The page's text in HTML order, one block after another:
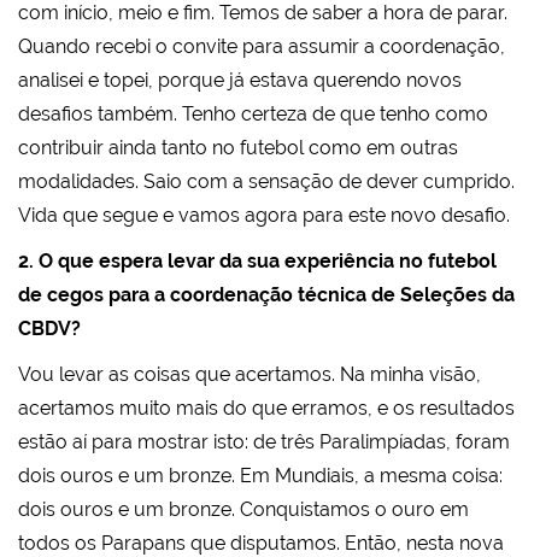
com início, meio e fim. Temos de saber a hora de parar.
Quando recebi o convite para assumir a coordenação,
analisei e topei, porque já estava querendo novos
desafios também. Tenho certeza de que tenho como
contribuir ainda tanto no futebol como em outras
modalidades. Saio com a sensação de dever cumprido.
Vida que segue e vamos agora para este novo desafio.
2. O que espera levar da sua experiência no futebol
de cegos para a coordenação técnica de Seleções da
CBDV?
Vou levar as coisas que acertamos. Na minha visão,
acertamos muito mais do que erramos, e os resultados
estão aí para mostrar isto: de três Paralimpíadas, foram
dois ouros e um bronze. Em Mundiais, a mesma coisa:
dois ouros e um bronze. Conquistamos o ouro em
todos os Parapans que disputamos. Então, nesta nova